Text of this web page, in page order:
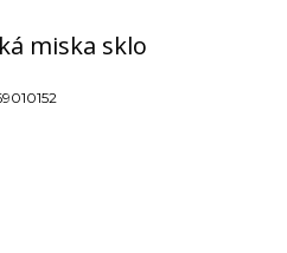
miska sklo